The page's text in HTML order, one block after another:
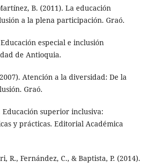
B. (2011). La educación
a la plena participación. Graó.
especial e inclusión
de Antioquia.
Atención a la diversidad: De la
Graó.
Educación superior inclusiva:
y prácticas. Editorial Académica
R., Fernández, C., & Baptista, P. (2014).